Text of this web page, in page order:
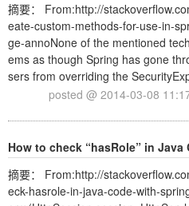
摘要： From:http://
eate-custom-methods-for-use-in-
ge-annoNone of the mentioned
ems as though Spring has gone
sers from overriding the
posted @ 2014-03-08
How to check “hasRole” in
摘要： From:http://
eck-hasrole-in-java-code-with-